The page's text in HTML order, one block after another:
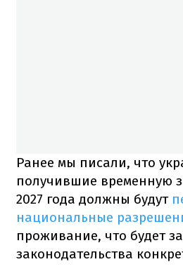
Ранее мы писали, что
получившие временную
2027 года должны будут
национальные
проживание, что будет
законодательства